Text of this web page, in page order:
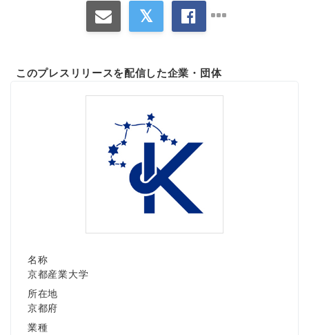
このプレスリリースを配信した企業・団体
名称
京都産業大学
所在地
京都府
業種